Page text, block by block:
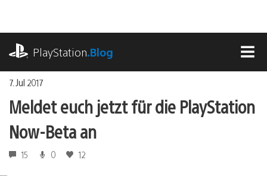
springen
PlayStation.Blog
7. Jul 2017
Meldet euch jetzt für die PlayStation
Now-Beta an
15 0 12